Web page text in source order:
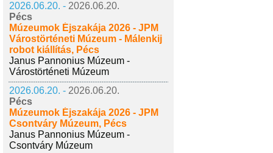
2026.06.20. - 2026.06.20.
Pécs
Múzeumok Éjszakája 2026 - JPM
Várostörténeti Múzeum - Málenkij
robot kiállítás, Pécs
Janus Pannonius Múzeum -
Várostörténeti Múzeum
2026.06.20. - 2026.06.20.
Pécs
Múzeumok Éjszakája 2026 - JPM
Csontváry Múzeum, Pécs
Janus Pannonius Múzeum -
Csontváry Múzeum